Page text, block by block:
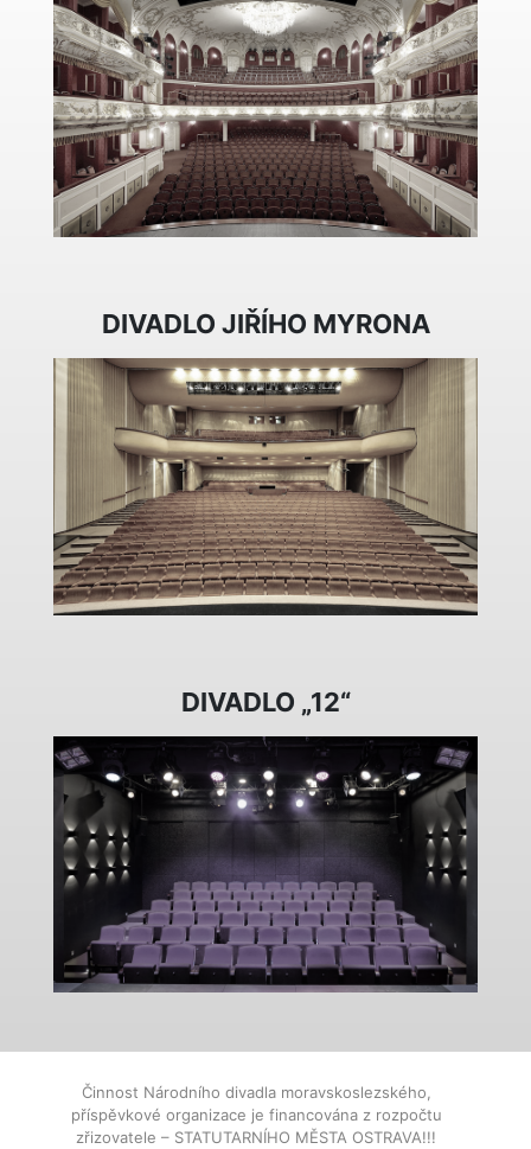
DIVADLO JIŘÍHO MYRONA
DIVADLO „12“
Činnost Národního divadla moravskoslezského,
příspěvkové organizace je financována z rozpočtu
zřizovatele – STATUTARNÍHO MĚSTA OSTRAVA!!!